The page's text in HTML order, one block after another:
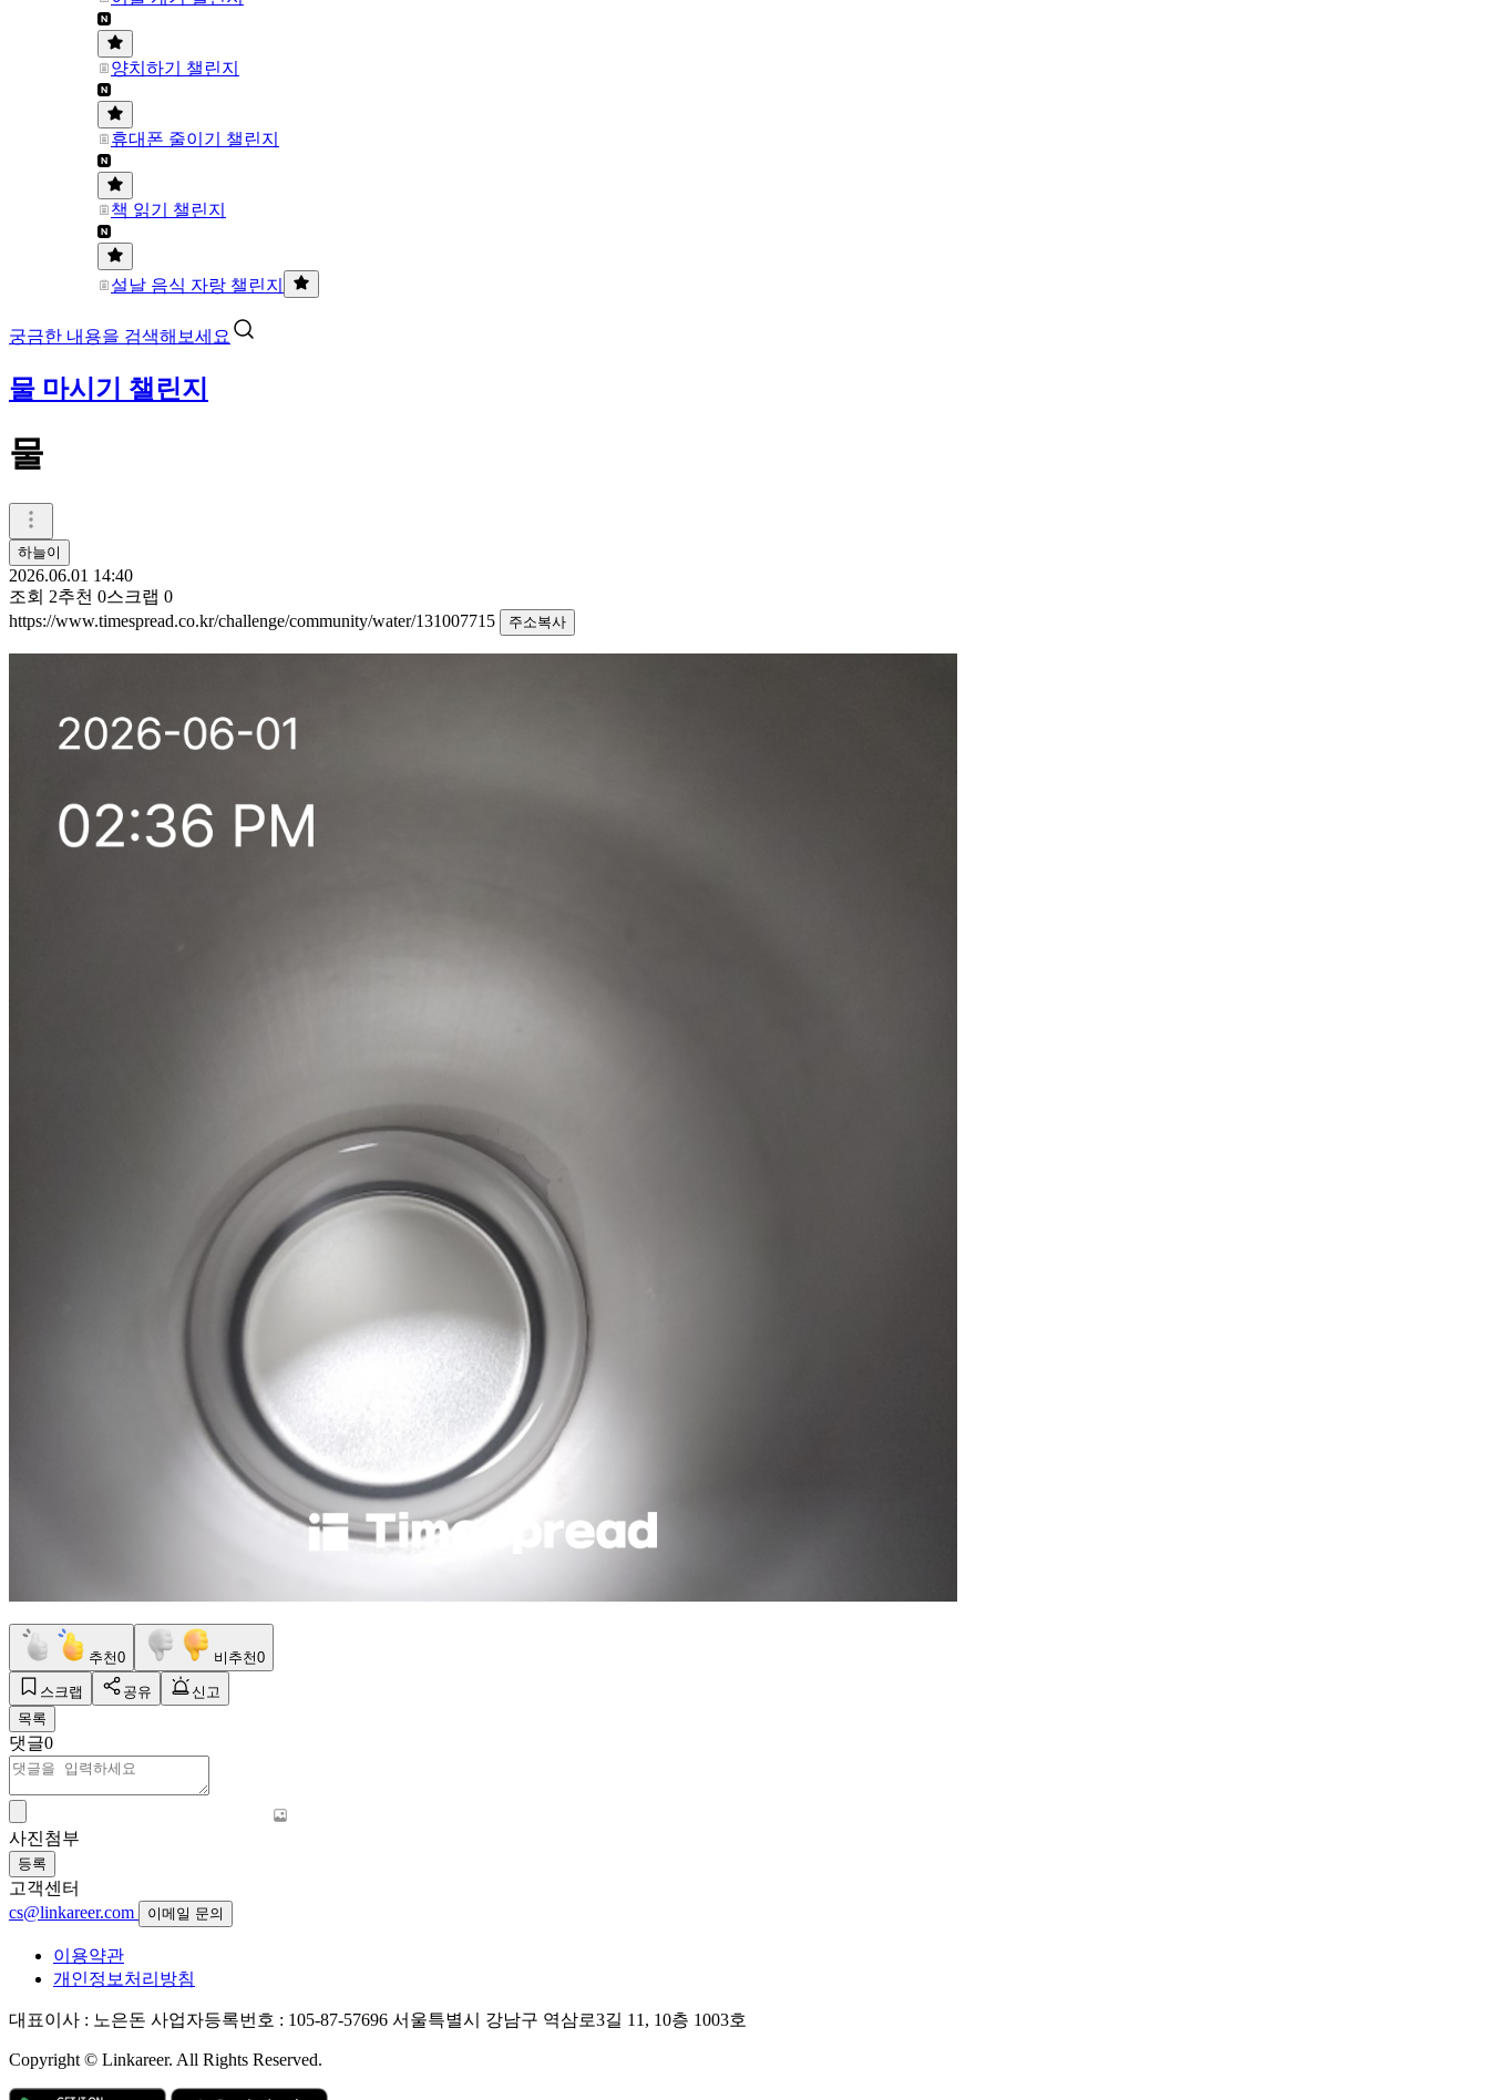
양치하기 챌린지
휴대폰 줄이기 챌린지
책 읽기 챌린지
설날 음식 자랑 챌린지
궁금한 내용을 검색해보세요
물 마시기 챌린지
물
하늘이
2026.06.01 14:40
조회 2추천 0스크랩 0
https://www.timespread.co.kr/challenge/community/water/131007715
주소복사
추천0 비추천0
스크랩 공유
신고
목록
댓글0
사진첨부
등록
고객센터
cs@linkareer.com
이메일 문의
이용약관
개인정보처리방침
대표이사 : 노은돈 사업자등록번호 : 105-87-57696 서울특별시 강남구 역삼로3길 11, 10층 1003호
Copyright © Linkareer. All Rights Reserved.